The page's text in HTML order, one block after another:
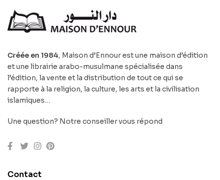
Créée en 1984, Maison d’Ennour est une maison d’édition
et une librairie arabo-musulmane spécialisée dans
l’édition, la vente et la distribution de tout ce qui se
rapporte à la religion, la culture, les arts et la civilisation
islamiques…
Une question? Notre conseiller vous répond
Contact